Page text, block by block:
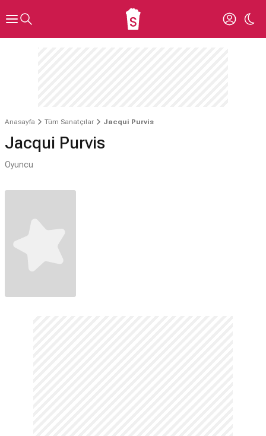
Anasayfa Tüm Sanatçılar Jacqui Purvis
Jacqui Purvis
Oyuncu